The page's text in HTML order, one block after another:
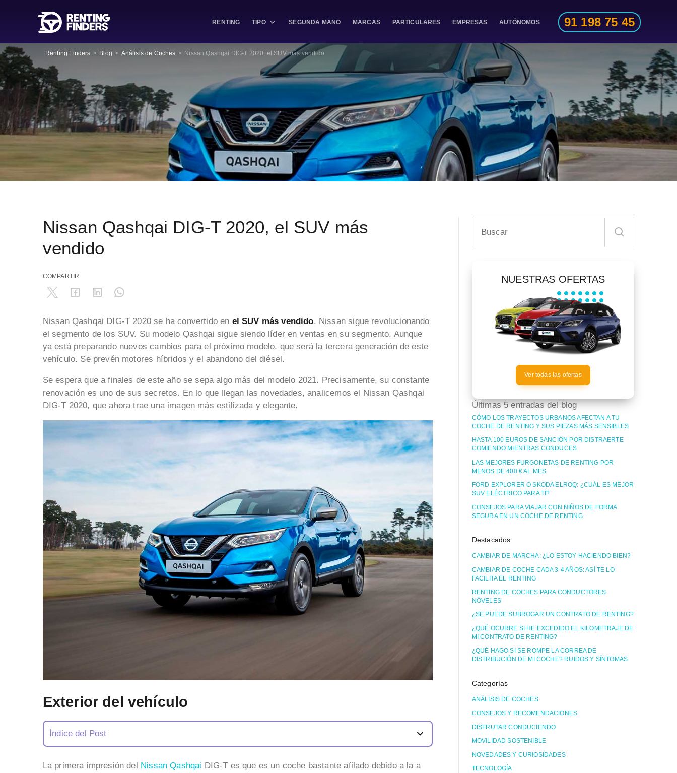
RENTING TIPO SEGUNDA MANO MARCAS PARTICULARES EMPRESAS AUTÓNOMOS 91 198 75 45
Renting Finders > Blog > Análisis de Coches > Nissan Qashqai DIG-T 2020, el SUV más vendido
Nissan Qashqai DIG-T 2020, el SUV más
vendido
COMPARTIR
Nissan Qashqai DIG-T 2020 se ha convertido en el SUV más vendido. Nissan sigue revolucionando
el segmento de los SUV. Su modelo Qashqai sigue siendo líder en ventas en su segmento. Aunque
ya está preparando nuevos cambios para el próximo modelo, que será la tercera generación de este
vehículo. Se prevén motores híbridos y el abandono del diésel.
Se espera que a finales de este año se sepa algo más del modelo 2021. Precisamente, su constante
renovación es uno de sus secretos. En lo que llegan las novedades, analicemos el Nissan Qashqai
DIG-T 2020, que ahora trae una imagen más estilizada y elegante.
Exterior del vehículo
Índice del Post
La primera impresión del Nissan Qashqai DIG-T es que es un coche bastante afilado debido a la a
NUESTRAS OFERTAS
Ver todas las ofertas
Últimas 5 entradas del blog
CÓMO LOS TRAYECTOS URBANOS AFECTAN A TU
COCHE DE RENTING Y SUS PIEZAS MÁS SENSIBLES
HASTA 100 EUROS DE SANCIÓN POR DISTRAERTE
COMIENDO MIENTRAS CONDUCES
LAS MEJORES FURGONETAS DE RENTING POR
MENOS DE 400 € AL MES
FORD EXPLORER O SKODA ELROQ: ¿CUÁL ES MEJOR
SUV ELÉCTRICO PARA TI?
CONSEJOS PARA VIAJAR CON NIÑOS DE FORMA
SEGURA EN UN COCHE DE RENTING
Destacados
CAMBIAR DE MARCHA: ¿LO ESTOY HACIENDO BIEN?
CAMBIAR DE COCHE CADA 3-4 AÑOS: ASÍ TE LO
FACILITA EL RENTING
RENTING DE COCHES PARA CONDUCTORES
NÓVELES
¿SE PUEDE SUBROGAR UN CONTRATO DE RENTING?
¿QUÉ OCURRE SI HE EXCEDIDO EL KILOMETRAJE DE
MI CONTRATO DE RENTING?
¿QUÉ HAGO SI SE ROMPE LA CORREA DE
DISTRIBUCIÓN DE MI COCHE? RUIDOS Y SÍNTOMAS
Categorías
ANÁLISIS DE COCHES
CONSEJOS Y RECOMENDACIONES
DISFRUTAR CONDUCIENDO
MOVILIDAD SOSTENIBLE
NOVEDADES Y CURIOSIDADES
TECNOLOGÍA